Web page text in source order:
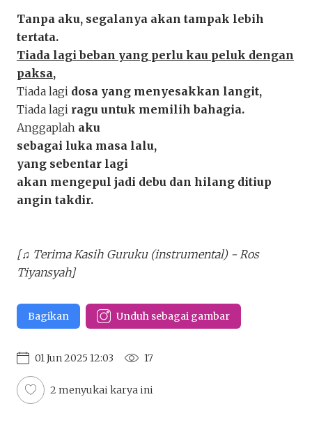
Tanpa aku, segalanya akan tampak lebih
tertata.
Tiada lagi beban yang perlu kau peluk dengan
paksa,
Tiada lagi dosa yang menyesakkan langit,
Tiada lagi ragu untuk memilih bahagia.
Anggaplah aku
sebagai luka masa lalu,
yang sebentar lagi
akan mengepul jadi debu dan hilang ditiup
angin takdir.
[♫ Terima Kasih Guruku (instrumental) - Ros
Tiyansyah]
Bagikan Unduh sebagai gambar
01 Jun 2025 12:03 17
2 menyukai karya ini